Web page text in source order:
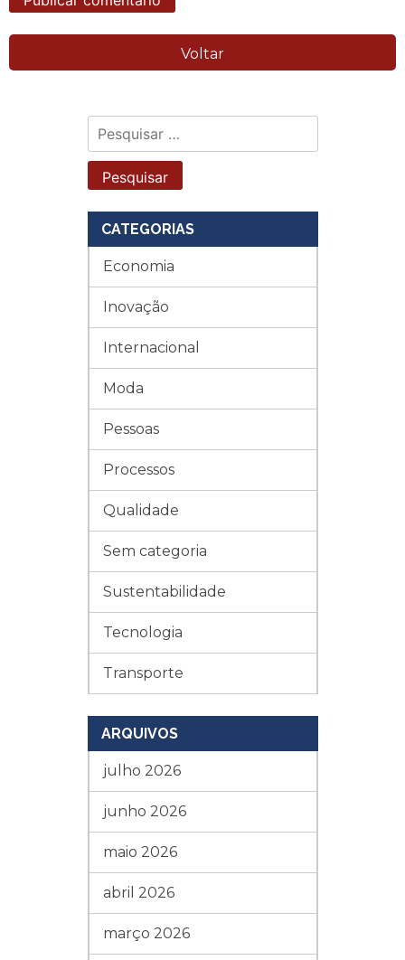
Pesquisar
por:
CATEGORIAS
Economia
Inovação
Internacional
Moda
Pessoas
Processos
Qualidade
Sem categoria
Sustentabilidade
Tecnologia
Transporte
ARQUIVOS
julho 2026
junho 2026
maio 2026
abril 2026
março 2026
Voltar